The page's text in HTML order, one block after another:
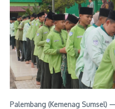
Palembang (Kemenag Sumsel)